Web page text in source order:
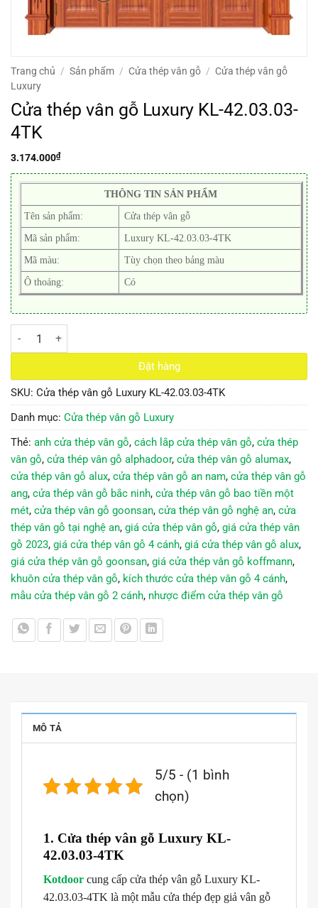
Trang chủ / Sản phẩm / Cửa thép vân gỗ / Cửa thép vân gỗ
Luxury
Cửa thép vân gỗ Luxury KL-42.03.03-
4TK
3.174.000₫
THÔNG TIN SẢN PHẨM
Tên sản phẩm: Cửa thép vân gỗ
Mã sản phẩm: Luxury KL-42.03.03-4TK
Mã màu: Tùy chọn theo bảng màu
Ô thoáng: Có
Cửa thép vân gỗ Luxury KL-42.03.03-4TK số lượng
Đặt hàng
SKU: Cửa thép vân gỗ Luxury KL-42.03.03-4TK
Danh mục: Cửa thép vân gỗ Luxury
Thẻ: anh cửa thép vân gỗ, cách lắp cửa thép vân gỗ, cửa thép
vân gỗ, cửa thép vân gỗ alphadoor, cửa thép vân gỗ alumax,
cửa thép vân gỗ alux, cửa thép vân gỗ an nam, cửa thép vân gỗ
ang, cửa thép vân gỗ bắc ninh, cửa thép vân gỗ bao tiền một
mét, cửa thép vân gỗ goonsan, cửa thép vân gỗ nghệ an, cửa
thép vân gỗ tại nghệ an, giá cửa thép vân gỗ, giá cửa thép vân
gỗ 2023, giá cửa thép vân gỗ 4 cánh, giá cửa thép vân gỗ alux,
giá cửa thép vân gỗ goonsan, giá cửa thép vân gỗ koffmann,
khuôn cửa thép vân gỗ, kích thước cửa thép vân gỗ 4 cánh,
mẫu cửa thép vân gỗ 2 cánh, nhược điểm cửa thép vân gỗ
MÔ TẢ
5/5 - (1 bình
chọn)
1. Cửa thép vân gỗ Luxury KL-
42.03.03-4TK
Kotdoor cung cấp cửa thép vân gỗ Luxury KL-
42.03.03-4TK là một mẫu cửa thép đẹp giả vân gỗ